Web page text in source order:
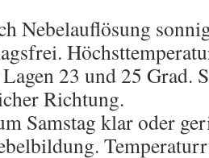
Nebelauflösung
23 und 25 Grad.
Richtung.
Samstag klar oder